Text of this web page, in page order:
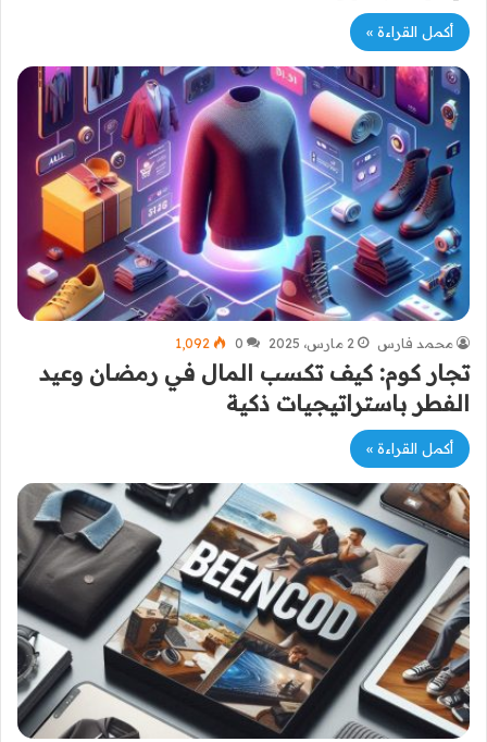
أكمل القراءة »
محمد فارس 2 مارس، 2025 0 1٬092
تجار كوم: كيف تكسب المال في رمضان وعيد
الفطر باستراتيجيات ذكية
أكمل القراءة »